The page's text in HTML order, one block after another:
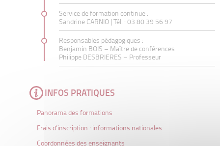
Service de formation continue :
Sandrine CARNIO | Tél. : 03 80 39 56 97
Responsables pédagogiques :
Benjamin BOIS – Maître de conférences
Philippe DESBRIERES – Professeur
INFOS PRATIQUES
Panorama des formations
Frais d’inscription : informations nationales
Coordonnées des enseignants